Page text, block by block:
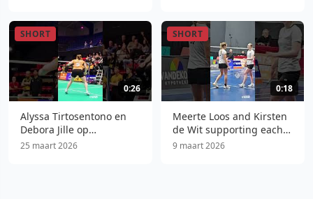
SHORT
0:26
Alyssa Tirtosentono en
Debora Jille op
matchpoint (Finale
25 maart 2026
SHORT
0:18
Meerte Loos and Kirsten
de Wit supporting each
other during Dutch
9 maart 2026